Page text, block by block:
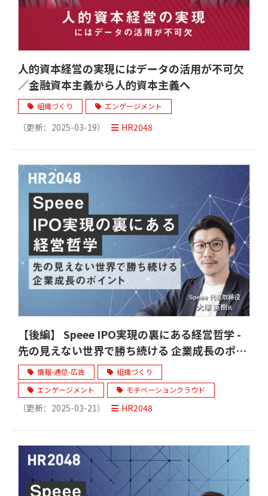
人的資本経営の実現にはデータの活用が不可欠
／金融資本主義から人的資本主義へ
組織づくり エンゲージメント
（更新： 2025-03-19） HR2048
【後編】 Speee IPO実現の裏にある経営哲学 -
先の見えない世界で勝ち続ける 企業成長のポイ
ント-情報-通信-広告
組織づくり
エンゲージメント
モチベーションクラウド
（更新： 2025-03-21） HR2048